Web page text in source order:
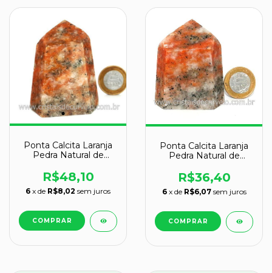
Ponta Calcita Laranja
Pedra Natural de
R$48,10
6 x de R$8,02 sem juros
Ponta Calcita Laranja
Pedra Natural de
R$36,40
6 x de R$6,07 sem juros